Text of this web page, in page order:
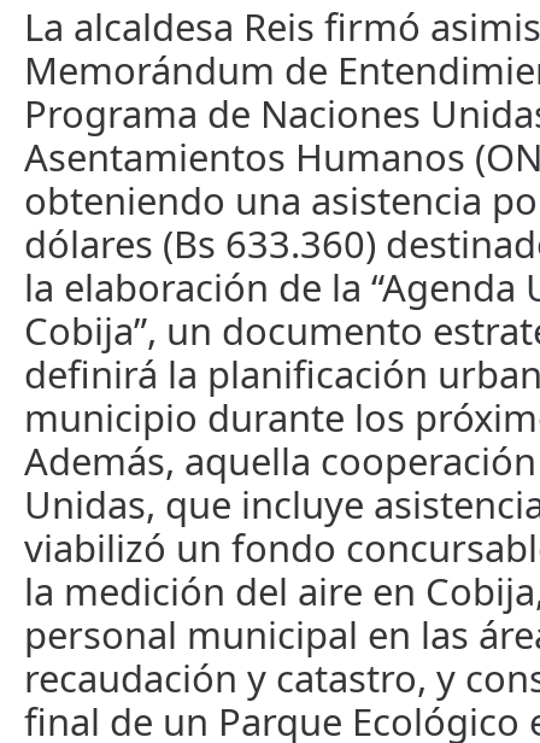
La alcaldesa Reis firmó
Memorándum de
Programa de Naciones
Asentamientos Humanos
obteniendo una asistencia
dólares (Bs 633.360)
la elaboración de la “Agenda
Cobija”, un documento
definirá la planificación
municipio durante los
Además, aquella
Unidas, que incluye
viabilizó un fondo
la medición del aire en
personal municipal en las
recaudación y catastro, y
final de un Parque Ecológico